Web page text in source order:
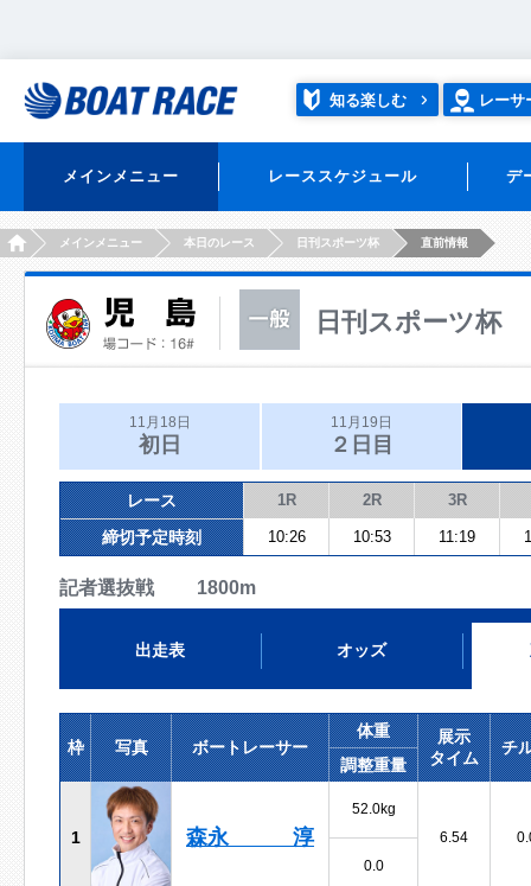
知る楽しむ レーサ
メインメニュー レーススケジュール デ
HOMEメインメニュー 本日のレース 日刊スポーツ杯 直前情報
日刊スポーツ杯
11月18日
初日
11月19日
２日目
レース 1R 2R 3R
締切予定時刻 10:26 10:53 11:19
記者選抜戦 1800m
出走表 オッズ
枠 写真 ボートレーサー
体重
展示
タイム
チ
調整重量
1 森永 淳
52.0kg
6.54
0.0